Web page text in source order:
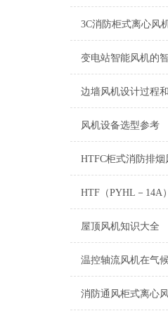
3C消防柜式离心风
边墙风机设计过程
风机设备选型参考
屋顶风机知识大全